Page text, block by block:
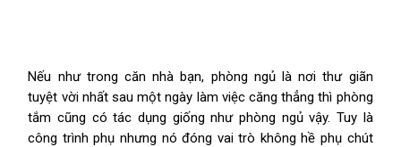
Nếu như trong căn nhà bạn, phòng ngủ là nơi thư giãn
tuyệt vời nhất sau một ngày làm việc căng thẳng thì phòng
tắm cũng có tác dụng giống như phòng ngủ vậy. Tuy là
công trình phụ nhưng nó đóng vai trò không hề phụ chút